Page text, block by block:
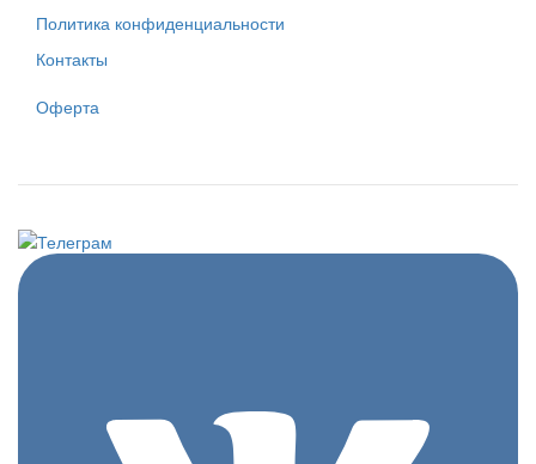
Политика конфиденциальности
Контакты
Оферта